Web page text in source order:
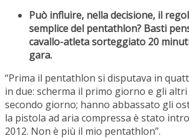
Può influire, nella decisione, il
semplice del pentathlon? Basti
cavallo-atleta sorteggiato 20
gara.
“Prima il pentathlon si disputava in
in due: scherma il primo giorno e gli
secondo giorno; hanno abbassato gli
la pistola ad aria compressa è stato
2012. Non è più il mio pentathlon”.